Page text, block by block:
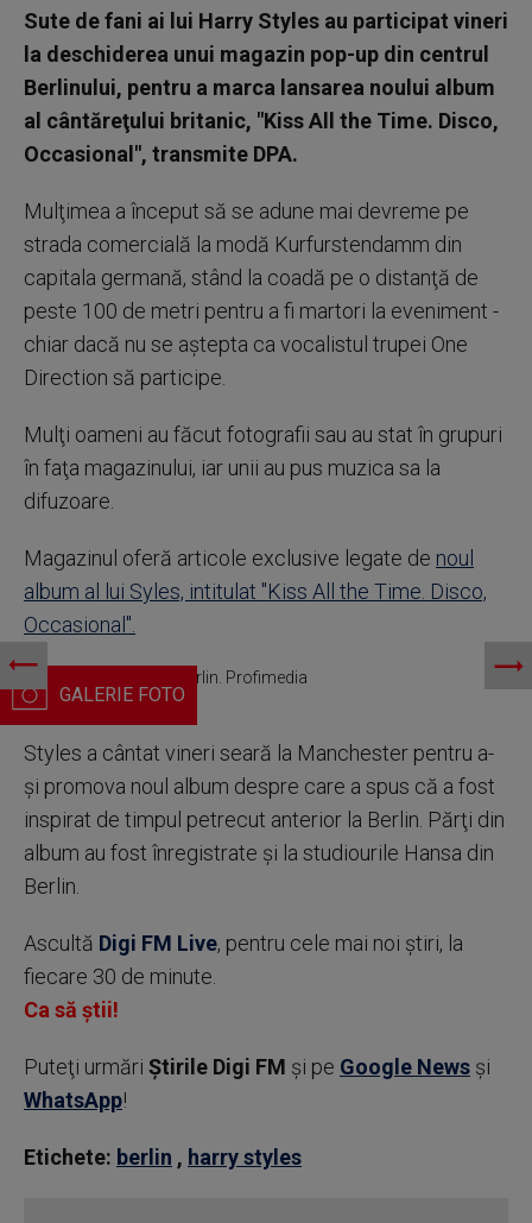
Sute de fani ai lui Harry Styles au participat vineri
la deschiderea unui magazin pop-up din centrul
Berlinului, pentru a marca lansarea noului album
al cântăreţului britanic, "Kiss All the Time. Disco,
Occasional", transmite DPA.
Mulţimea a început să se adune mai devreme pe
strada comercială la modă Kurfurstendamm din
capitala germană, stând la coadă pe o distanţă de
peste 100 de metri pentru a fi martori la eveniment -
chiar dacă nu se aştepta ca vocalistul trupei One
Direction să participe.
Mulţi oameni au făcut fotografii sau au stat în grupuri
în faţa magazinului, iar unii au pus muzica sa la
difuzoare.
Magazinul oferă articole exclusive legate de noul
album al lui Syles, intitulat "Kiss All the Time. Disco,
Occasional".
Fanii Harry Styles, la Berlin. Profimedia
Styles a cântat vineri seară la Manchester pentru a-
şi promova noul album despre care a spus că a fost
inspirat de timpul petrecut anterior la Berlin. Părţi din
album au fost înregistrate şi la studiourile Hansa din
Berlin.
Ascultă Digi FM Live, pentru cele mai noi știri, la
fiecare 30 de minute.
Ca să știi!
Puteţi urmări Știrile Digi FM şi pe Google News şi
WhatsApp!
Etichete: berlin , harry styles